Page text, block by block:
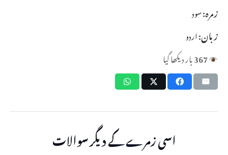
زمرہ:سود
زبان:اردو
367بار دیکھا گیا
اسی زمرے کے دیگر سوالات